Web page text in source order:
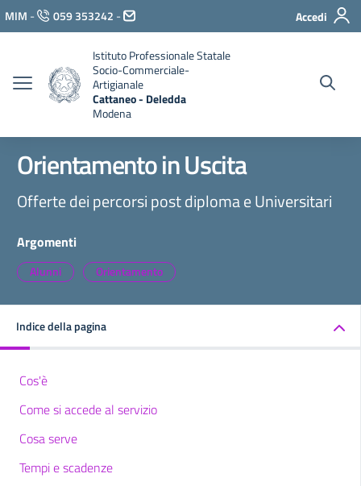
Vai ai contenuti
Vai al menu di navigazione
Vai al footer
MIM - 059 353242 - Accedi
Istituto Professionale Statale
Socio-Commerciale-
Artigianale
Cattaneo - Deledda
Modena
Orientamento in Uscita
Offerte dei percorsi post diploma e Universitari
Argomenti
Alunni Orientamento
Indice della pagina
Cos'è
Come si accede al servizio
Cosa serve
Tempi e scadenze